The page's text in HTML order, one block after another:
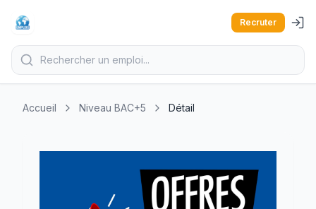
Recruter
Accueil Niveau BAC+5 Détail